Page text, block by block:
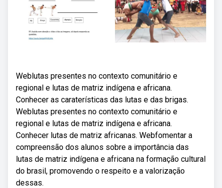
Weblutas presentes no contexto comunitário e
regional e lutas de matriz indígena e africana.
Conhecer as caraterísticas das lutas e das brigas.
Weblutas presentes no contexto comunitário e
regional e lutas de matriz indígena e africana.
Conhecer lutas de matriz africanas. Webfomentar a
compreensão dos alunos sobre a importância das
lutas de matriz indígena e africana na formação cultural
do brasil, promovendo o respeito e a valorização
dessas.